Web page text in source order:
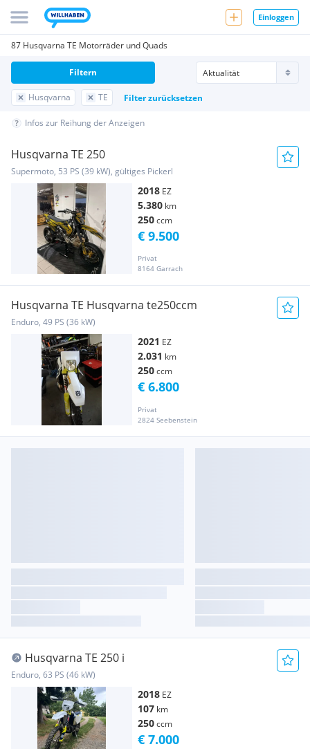
Einloggen
87 Husqvarna TE Motorräder und Quads
Husqvarna TE Filter zurücksetzen
Filtern
Infos zur Reihung der Anzeigen
Husqvarna TE 250
Supermoto, 53 PS (39 kW), gültiges Pickerl
2018 EZ
5.380 km
250ccm
Privat
8164 Garrach
€ 9.500
Husqvarna TE Husqvarna te250ccm
Enduro, 49 PS (36 kW)
2021 EZ
2.031 km
250ccm
Privat
2824 Seebenstein
€ 6.800
Husqvarna TE 250 i
Enduro, 63 PS (46 kW)
2018 EZ
107 km
250ccm
€ 7.000